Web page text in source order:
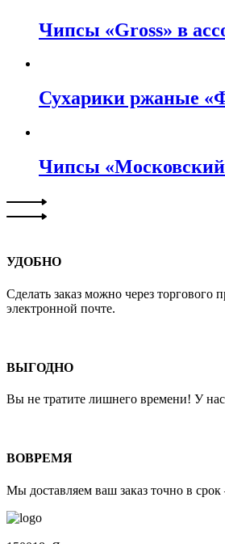
Чипсы «Gross» в
Сухарики ржаные
Чипсы «Московский
УДОБНО
Сделать заказ можно через торгового
электронной почте.
ВЫГОДНО
Вы не тратите лишнего времени! У
ВОВРЕМЯ
Мы доставляем ваш заказ точно в